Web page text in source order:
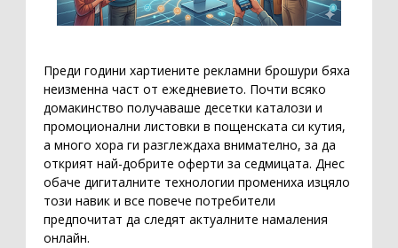
Преди години хартиените рекламни брошури бяха
неизменна част от ежедневието. Почти всяко
домакинство получаваше десетки каталози и
промоционални листовки в пощенската си кутия,
а много хора ги разглеждаха внимателно, за да
открият най-добрите оферти за седмицата. Днес
обаче дигиталните технологии промениха изцяло
този навик и все повече потребители
предпочитат да следят актуалните намаления
онлайн.